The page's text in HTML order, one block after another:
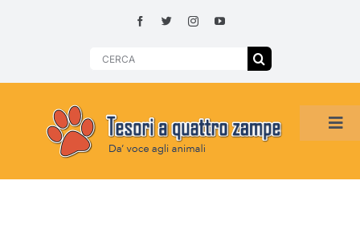
Search
HOME